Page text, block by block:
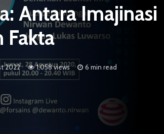
Antara Imajinasi
Fakta
2022 1,058 views 6 min read